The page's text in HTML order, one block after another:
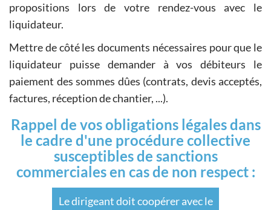
propositions lors de votre rendez-vous avec le
liquidateur.
Mettre de côté les documents nécessaires pour que le
liquidateur puisse demander à vos débiteurs le
paiement des sommes dûes (contrats, devis acceptés,
factures, réception de chantier, ...).
Rappel de vos obligations légales dans
le cadre d'une procédure collective
susceptibles de sanctions
commerciales en cas de non respect :
Le dirigeant doit coopérer avec le